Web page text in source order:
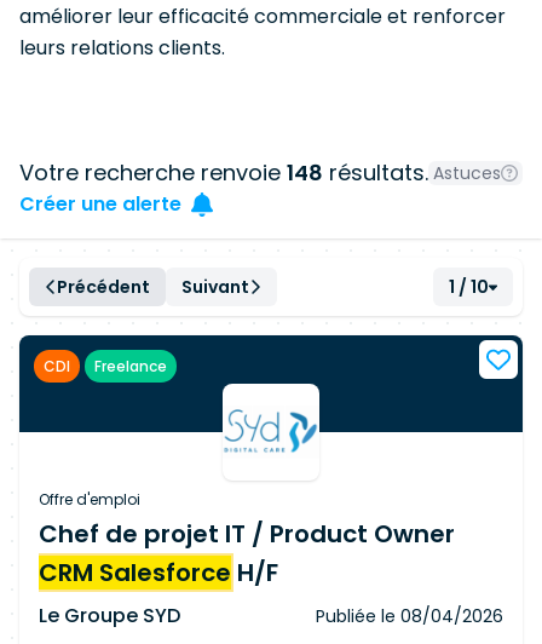
améliorer leur efficacité commerciale et renforcer
leurs relations clients.
Votre recherche renvoie 148 résultats. Astuces
Créer une alerte
Précédent Suivant 1 / 10
CDI Freelance
Offre d'emploi
Chef de projet IT / Product Owner
CRM Salesforce H/F
Le Groupe SYD Publiée le 08/04/2026